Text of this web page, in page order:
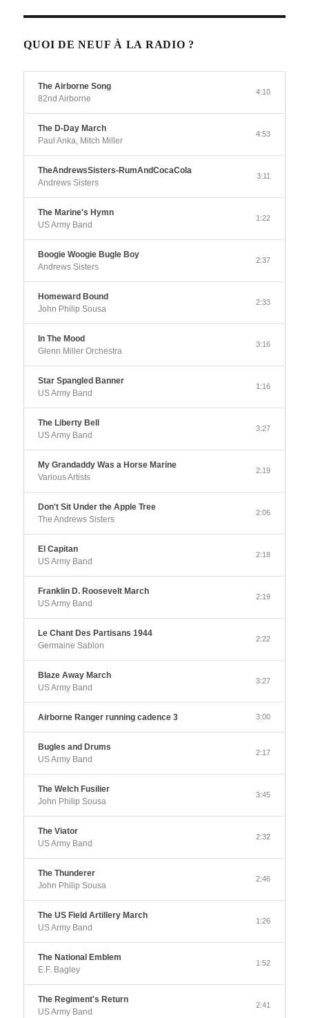
QUOI DE NEUF À LA RADIO ?
The Airborne Song
82nd Airborne
4:10
The D-Day March
Paul Anka, Mitch Miller
4:53
TheAndrewsSisters-RumAndCocaCola
Andrews Sisters
3:11
The Marine's Hymn
US Army Band
1:22
Boogie Woogie Bugle Boy
Andrews Sisters
2:37
Homeward Bound
John Philip Sousa
2:33
In The Mood
Glenn Miller Orchestra
3:16
Star Spangled Banner
US Army Band
1:16
The Liberty Bell
US Army Band
3:27
My Grandaddy Was a Horse Marine
Various Artists
2:19
Don't Sit Under the Apple Tree
The Andrews Sisters
2:06
El Capitan
US Army Band
2:18
Franklin D. Roosevelt March
US Army Band
2:19
Le Chant Des Partisans 1944
Germaine Sablon
2:22
Blaze Away March
US Army Band
3:27
Airborne Ranger running cadence 3 3:00
Bugles and Drums
US Army Band
2:17
The Welch Fusilier
John Philip Sousa
3:45
The Viator
US Army Band
2:32
The Thunderer
John Philip Sousa
2:46
The US Field Artillery March
US Army Band
1:26
The National Emblem
E.F. Bagley
1:52
The Regiment's Return
US Army Band
2:41